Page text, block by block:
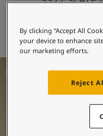
အရောင်နမူနာများ
အတုယူစရာအသွင်အပြင်မျ
အတွင်းခန်းအတွက် အတုယူစ
အပြင်ပိုင်းအတွက် အတုယူ
စိတ်ကူးယဉ်မှုဖြင့်နေထိုင်
သင့်အိမ်အားဆေးဖြင့်အလှဆ
ကိုယ်စားလှယ်ဆိုင်ကိုရှာရန်
ပေါင်
By clicking “Accept All
your device to enhance
our marketing efforts.
Reject